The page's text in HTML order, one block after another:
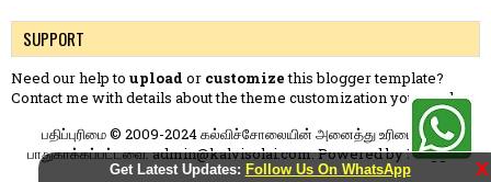
Get Latest Updates: Follow Us On WhatsApp X
SUPPORT
Need our help to upload or customizethis blogger template?
Contact me with details about the theme customization you need.
பதிப்புரிமை © 2009-2024 கல்விச்சோலையின் அனைத்து உரிமைகளும்
பாதுகாக்கப்பட்டவை. admin@kalvisolai.com. Powered byBlogger.